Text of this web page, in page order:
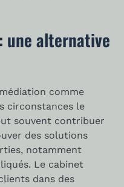
une alternative
comme
circonstances le
souvent contribuer
des solutions
notamment
Le cabinet
dans des